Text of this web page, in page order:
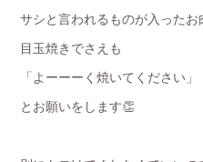
サシと言われるものが入ったお
目玉焼きでさえも
「よーーーく焼いてください」
とお願いをします👏